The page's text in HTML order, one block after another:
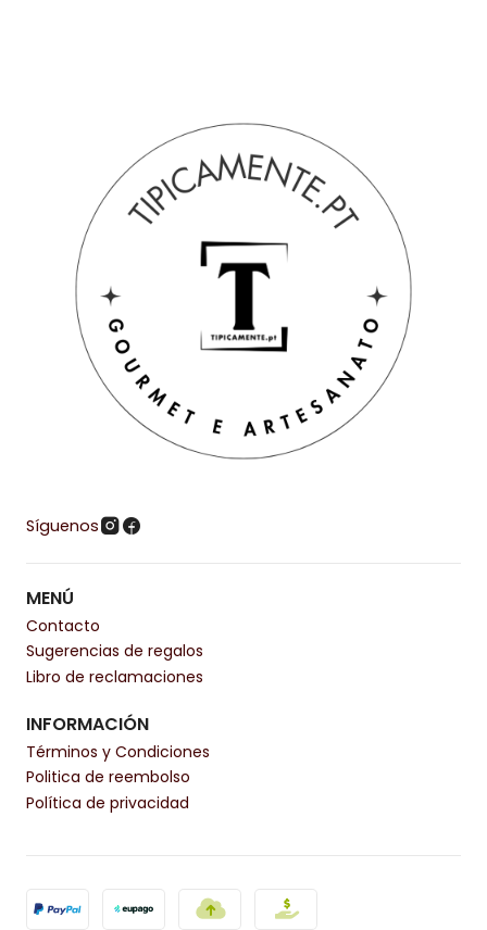
Síguenos
MENÚ
Contacto
Sugerencias de regalos
Libro de reclamaciones
INFORMACIÓN
Términos y Condiciones
Politica de reembolso
Política de privacidad